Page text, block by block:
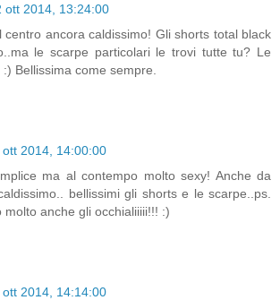
ott 2014, 13:24:00
centro ancora caldissimo! Gli shorts total black
le scarpe particolari le trovi tutte tu? Le
Bellissima come sempre.
ott 2014, 14:00:00
ma al contempo molto sexy! Anche da
bellissimi gli shorts e le scarpe..ps.
molto anche gli occhialiiiii!!! :)
ott 2014, 14:14:00